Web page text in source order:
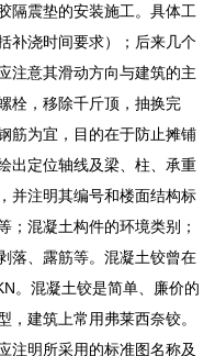
隔震垫的安装施工。具体工
补浇时间要求）；后来几个
注意其滑动方向与建筑的主
栓，移除千斤顶，抽换完
筋为宜，目的在于防止摊铺
出定位轴线及梁、柱、承重
并注明其编号和楼面结构标
；混凝土构件的环境类别；
落、露筋等。混凝土铰曾在
。混凝土铰是简单、廉价的
，建筑上常用弗莱西奈铰。
注明所采用的标准图名称及